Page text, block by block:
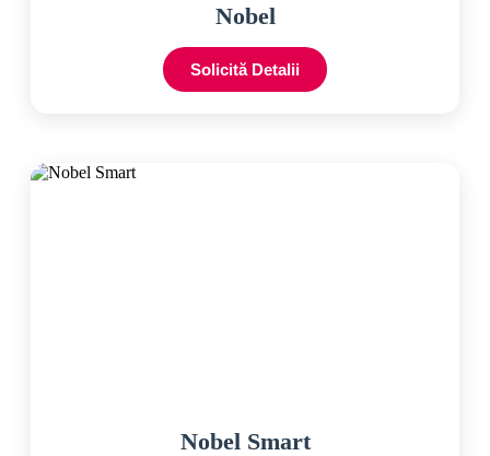
Nobel
Solicită Detalii
Nobel Smart